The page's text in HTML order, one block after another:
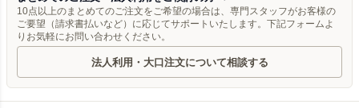
10点以上のまとめてのご注文をご希望の場合は、専門スタッフがお客様の
ご要望（請求書払いなど）に応じてサポートいたします。下記フォームよ
りお気軽にお問い合わせください。
法人利用・大口注文について相談する